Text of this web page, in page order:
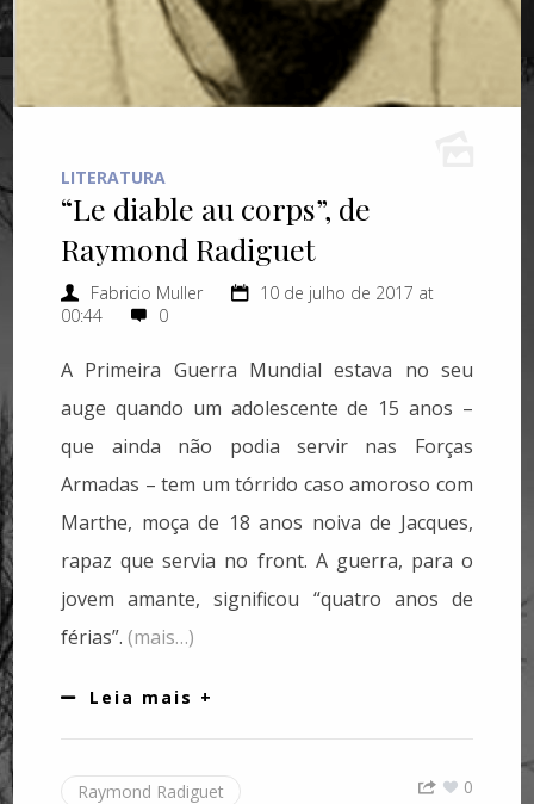
LITERATURA
“Le diable au corps”, de
Raymond Radiguet
Fabricio Muller
10 de julho de 2017 at
00:44
0
A Primeira Guerra Mundial estava no seu
auge quando um adolescente de 15 anos –
que ainda não podia servir nas Forças
Armadas – tem um tórrido caso amoroso com
Marthe, moça de 18 anos noiva de Jacques,
rapaz que servia no front. A guerra, para o
jovem amante, significou “quatro anos de
férias”.(mais…)
Leia mais +
Raymond Radiguet 0